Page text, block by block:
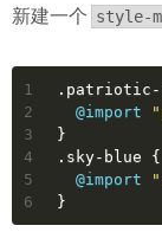
新建一个 style-
1
2
3
4
5
6
.patriotic-
@import
}
.sky-blue {
@import
}